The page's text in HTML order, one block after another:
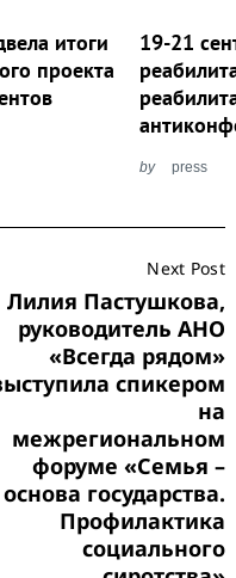
итоги
проекта
19-21
by press
Next Post
Лилия Пастушкова,
руководитель АНО
«Всегда рядом»
спикером
на
межрегиональном
форуме «Семья –
основа государства.
Профилактика
социального